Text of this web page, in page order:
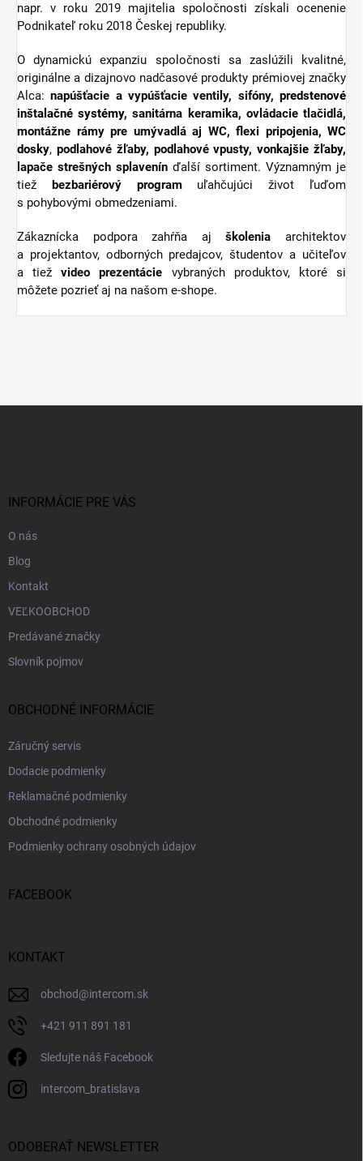
napr. v roku 2019 majitelia spoločnosti získali ocenenie
Podnikateľ roku 2018 Českej republiky.
O dynamickú expanziu spoločnosti sa zaslúžili kvalitné,
originálne a dizajnovo nadčasové produkty prémiovej značky
Alca:napúšťacie a vypúšťacie ventily, sifóny,predstenové
inštalačné systémy, sanitárna keramika, ovládacie tlačidlá,
montážne rámy pre umývadlá aj WC, flexi pripojenia, WC
dosky, podlahové žľaby, podlahové vpusty,vonkajšie žľaby,
lapače strešných splavenín ďalší sortiment. Významným je
tiež
bezbariérový programuľahčujúci život ľuďom
s pohybovými obmedzeniami.
Zákaznícka podpora zahŕňa ajškolenia architektov
a projektantov, odborných predajcov, študentov a učiteľov
a tiežvideo prezentácie vybraných produktov, ktoré si
môžete pozrieť aj na našom e-shope.
INFORMÁCIE PRE VÁS
O nás
Blog
Kontakt
VEĽKOOBCHOD
Predávané značky
Slovník pojmov
OBCHODNÉ INFORMÁCIE
Záručný servis
Dodacie podmienky
Reklamačné podmienky
Obchodné podmienky
Podmienky ochrany osobných údajov
FACEBOOK
KONTAKT
obchod@intercom.sk
+421 911 891 181
Sledujte náš Facebook
intercom_bratislava
ODOBERAŤ NEWSLETTER